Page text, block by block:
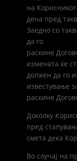
на
дена пред
Заедно со
да го
раскине
измената ќе
должен да го
известување
раскине
Доколку
пред
смета дека
Во случај на